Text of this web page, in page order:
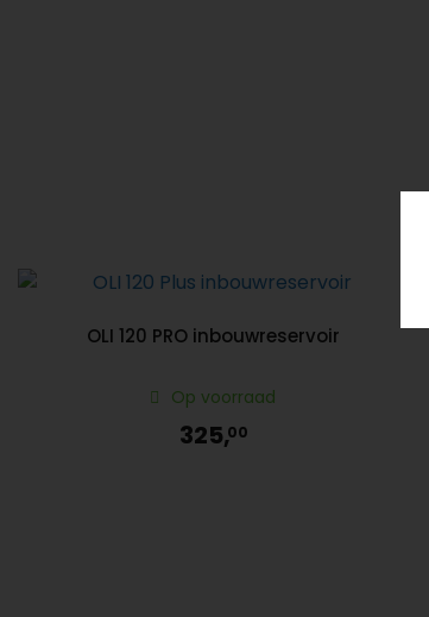
OLI 120 PRO inbouwreservoir
Op voorraad
325,00